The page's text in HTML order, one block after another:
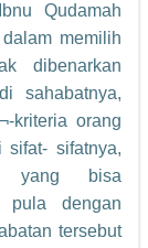
Qudamah
memilih
dibenarkan
sahabatnya,
kriteria orang
sifatnya,
yang bisa
pula dengan
tersebut